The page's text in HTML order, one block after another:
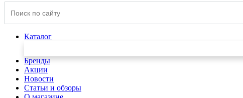
Каталог
Бренды
Акции
Новости
Статьи и обзоры